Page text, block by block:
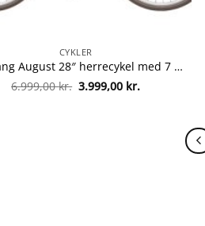
CYKLER
Mustang August 28″ herrecykel med 7 gear – Dark Brown fra Mustang 5715348069569
6.999,00kr. Den
oprindelige
3.999,00 kr.Den
3.999,00 kr..